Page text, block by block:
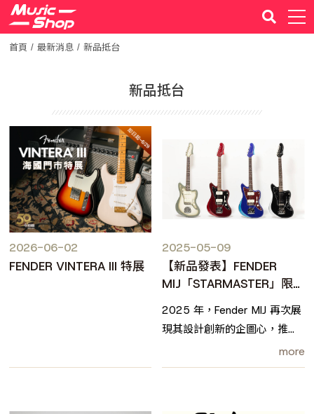
首頁 最新消息 新品抵台
新品抵台
2026-06-02
FENDER VINTERA III 特展
2025-05-09
【新品發表】FENDER
MIJ「STARMASTER」限
量登場 — JAZZMASTER ×
STARCASTER 的大膽融合
2025 年，Fender MIJ 再次展
現其設計創新的企圖心，推出
一款極具話題性的限量電吉他
——Made in Japan Limited
more